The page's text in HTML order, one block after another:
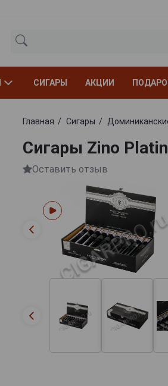
СИГАРЫ АКЦИИ
Главная Сигары
Сигары Zino
Оставить отзыв